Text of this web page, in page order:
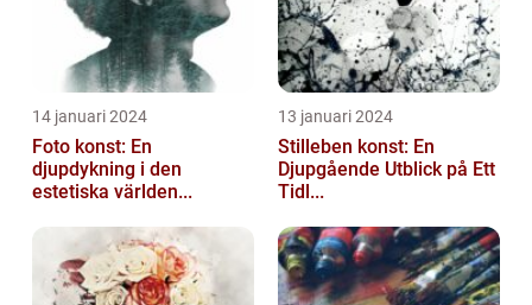
14 januari 2024
Foto konst: En
djupdykning i den
estetiska världen...
13 januari 2024
Stilleben konst: En
Djupgående Utblick på Ett
Tidl...